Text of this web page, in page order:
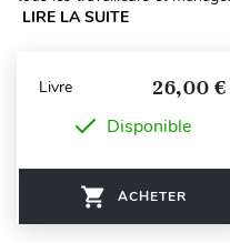
LIRE LA SUITE
Livre 26,00 €
Disponible
ACHETER